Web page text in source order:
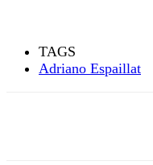
TAGS
Adriano Espaillat